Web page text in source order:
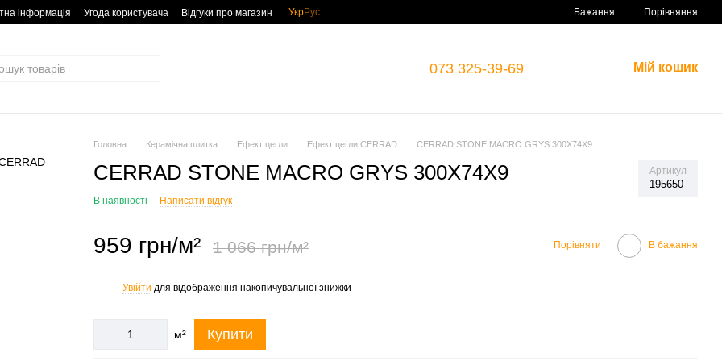
інформація Угода користувача Відгуки про магазин УкрРус Бажання Порівняння
073 325-39-69 Мій кошик
Головна Керамічна плитка Ефект цегли Ефект цегли CERRAD CERRAD STONE MACRO GRYS 300X74X9
CERRAD STONE MACRO GRYS 300X74X9 Артикул
195650
В наявності Написати відгук
959 грн/м² 1 066 грн/м² Порівняти В бажання
Увійти для відображення накопичувальної знижки
м² Купити